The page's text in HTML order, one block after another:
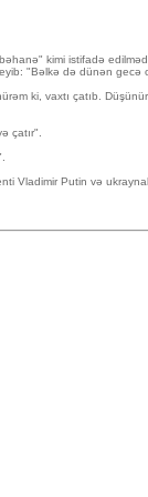
kimi istifadə
"Bəlkə də dünən gecə
ki, vaxtı çatıb.
çatır".
Putin və